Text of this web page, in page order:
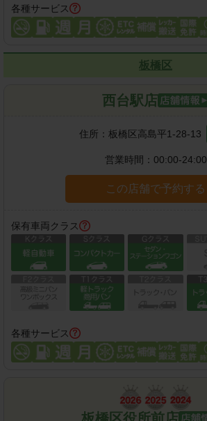
各種サービス
板橋区
西台駅店
住所： 板橋区高島平1-28-13
営業時間： 00:00-24:00
この店舗で予約する
保有車両クラス
各種サービス